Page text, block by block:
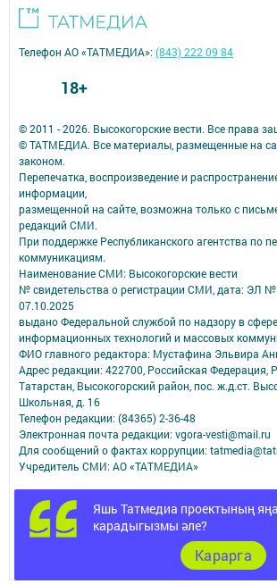
Яшь Татмедиа проектының
карадыгызмы әле?
Карарга
© 2011 - 2026. Высокогорские вести. Все права
© ТАТМЕДИА. Все материалы, размещенные на
законом.
Перепечатка, воспроизведение и
информации,
размещенной на сайте, возможна только с
редакций СМИ.
При поддержке Республиканского агентства по
коммуникациям.
Наименование СМИ: Высокогорские вести
№ свидетельства о регистрации СМИ, дата: ЭЛ
07.10.2025
выдано Федеральной службой по надзору в сфере
информационных технологий и массовых
ФИО главного редактора: Мустафина Эльвира
Адрес редакции: 422700, Российская Федерация,
Татарстан, Высокогорский район, пос. ж.д.ст.
Школьная, д. 16
Телефон редакции: (84365) 2-36-48
Электронная почта редакции: vgora-vesti@mail.ru
Для сообщений о фактах коррупции:
Учредитель СМИ: АО «ТАТМЕДИА»
Антикоррупционная политика
АО «ТАТМЕДИА» использует «cookie»для
удобства пользователей сайтом.
Использование «cookie» можно отменить в
Политика конфиденциальности
Телефон АО «ТАТМЕДИА»:(843) 222 09 84
18+